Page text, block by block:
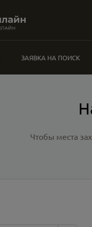
ЗАЯВКА НА ПОИСК
Чтобы места